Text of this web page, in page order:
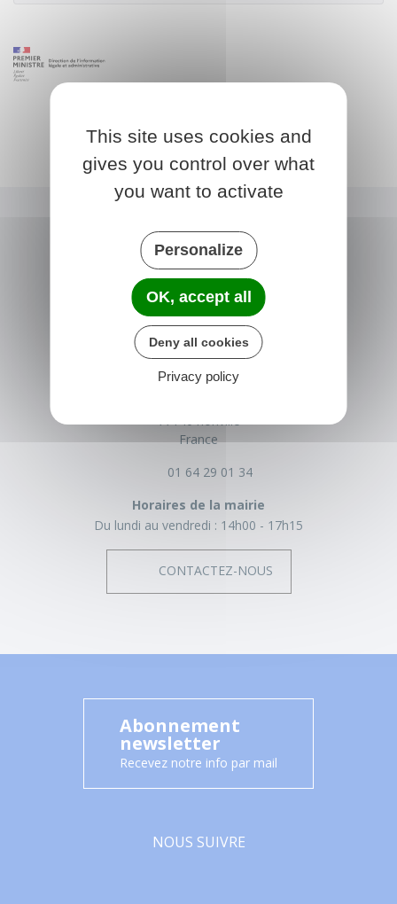
NONVILLE
France
01 64 29 01 34
Horaires de la mairie
Du lundi au vendredi : 14h00 - 17h15
CONTACTEZ-NOUS
Abonnement
newsletter
Recevez notre info par mail
NOUS SUIVRE
This site uses cookies and
gives you control over what
you want to activate
Personalize
OK, accept all
Deny all cookies
Privacy policy